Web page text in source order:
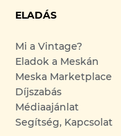
ELADÁS
Mi a Vintage?
Eladok a Meskán
Meska Marketplace
Díjszabás
Médiaajánlat
Segítség, Kapcsolat